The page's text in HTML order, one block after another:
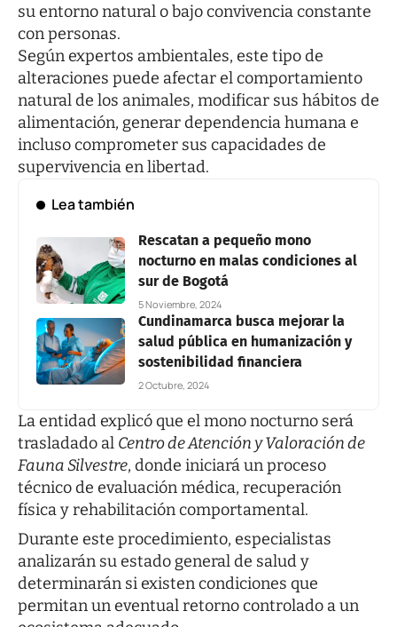
su entorno natural o bajo convivencia constante
con personas.
Según expertos ambientales, este tipo de
alteraciones puede afectar el comportamiento
natural de los animales, modificar sus hábitos de
alimentación, generar dependencia humana e
incluso comprometer sus capacidades de
supervivencia en libertad.
Lea también
Rescatan a pequeño mono
nocturno en malas condiciones al
sur de Bogotá
5 Noviembre, 2024
Cundinamarca busca mejorar la
salud pública en humanización y
sostenibilidad financiera
2 Octubre, 2024
La entidad explicó que el mono nocturno será
trasladado al Centro de Atención y Valoración de
Fauna Silvestre, donde iniciará un proceso
técnico de evaluación médica, recuperación
física y rehabilitación comportamental.
Durante este procedimiento, especialistas
analizarán su estado general de salud y
determinarán si existen condiciones que
permitan un eventual retorno controlado a un